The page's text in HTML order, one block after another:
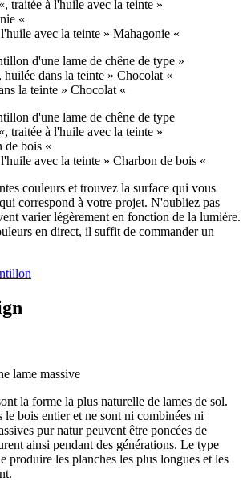
avec la teinte » Mahagonie «
la teinte » Chocolat «
avec la teinte » Charbon de bois «
couleurs et trouvez la surface qui vous
correspond à votre projet. N'oubliez pas
varier légèrement en fonction de la lumière.
en direct, il suffit de commander un
la forme la plus naturelle de lames de sol.
le bois entier et ne sont ni combinées ni
pur natur peuvent être poncées de
ainsi pendant des générations. Le type
produire les planches les plus longues et les